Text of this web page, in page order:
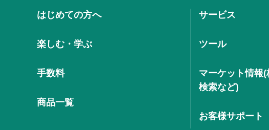
はじめての方へ
楽しむ・学ぶ
手数料
商品一覧
サービス
ツール
マーケット情報
検索など)
お客様サポート